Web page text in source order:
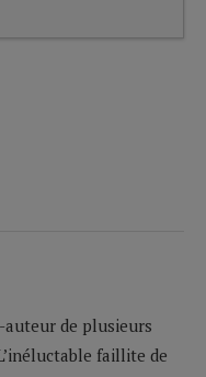
de plusieurs
faillite de